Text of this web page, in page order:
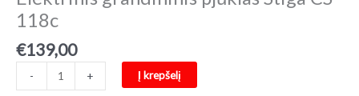
118c
€139,00
-
produkto
kiekis:
+ Į krepšelį